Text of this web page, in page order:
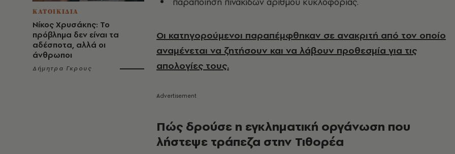
ΚΑΤΟΙΚΙΔΙΑ
Νίκος Χρυσάκης: Το
πρόβλημα δεν είναι τα
αδέσποτα, αλλά οι
άνθρωποι
Δήμητρα Γκρους
Οι κατηγορούμενοι παραπέμφθηκαν σε ανακριτή από τον οποίο
αναμένεται να ζητήσουν και να λάβουν προθεσμία για τις
απολογίες τους.
Πώς δρούσε η εγκληματική οργάνωση που
λήστεψε τράπεζα στην Τιθορέα